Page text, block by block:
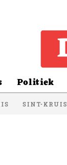
Politiek
SINT-KRUIS